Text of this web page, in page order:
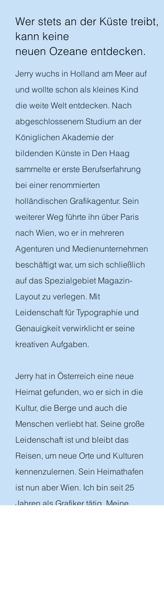
Wer stets an der Küste treibt,
kann keine
neuen Ozeane entdecken.
Jerry wuchs in Holland am Meer auf
und wollte schon als kleines Kind
die weite Welt entdecken. Nach
abgeschlossenem Studium an der
Königlichen Akademie der
bildenden Künste in Den Haag
sammelte er erste Berufserfahrung
bei einer renommierten
holländischen Grafikagentur. Sein
weiterer Weg führte ihn über Paris
nach Wien, wo er in mehreren
Agenturen und Medienunternehmen
beschäftigt war, um sich schließlich
auf das Spezialgebiet Magazin-
Layout zu verlegen. Mit
Leidenschaft für Typographie und
Genauigkeit verwirklicht er seine
kreativen Aufgaben.
Jerry hat in Österreich eine neue
Heimat gefunden, wo er sich in die
Kultur, die Berge und auch die
Menschen verliebt hat. Seine große
Leidenschaft ist und bleibt das
Reisen, um neue Orte und Kulturen
kennenzulernen. Sein Heimathafen
ist nun aber Wien. Ich bin seit 25
Jahren als Grafiker tätig. Meine